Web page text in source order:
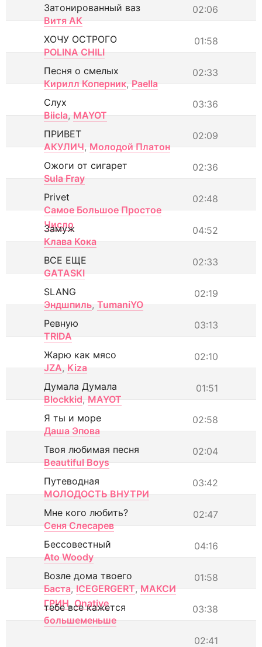
02:06
Затонированный ваз
Витя АК
01:58
ХОЧУ ОСТРОГО
POLINA CHILI
02:33
Песня о смелых
Кирилл Коперник, Paella
03:36
Слух
Biicla, MAYOT
02:09
ПРИВЕТ
АКУЛИЧ, Молодой Платон
02:36
Ожоги от сигарет
Sula Fray
02:48
Privet
Самое Большое Простое
Число
04:52
Замуж
Клава Кока
02:33
ВСЕ ЕЩЕ
GATASKI
02:19
SLANG
Эндшпиль, TumaniYO
03:13
Ревную
TRIDA
02:10
Жарю как мясо
JZA, Kiza
01:51
Думала Думала
Blockkid, MAYOT
02:58
Я ты и море
Даша Эпова
02:04
Твоя любимая песня
Beautiful Boys
03:42
Путеводная
МОЛОДОСТЬ ВНУТРИ
02:47
Мне кого любить?
Сеня Слесарев
04:16
Бессовестный
Ato Woody
01:58
Возле дома твоего
Баста, ICEGERGERT, МАКСИ
ГРИН, Onative 03:38
тебе все кажется
большеменьше
02:41